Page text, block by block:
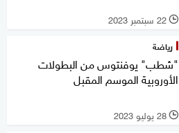
l 22 سبتمبر 2023
رياضة
"شطب" يوفنتوس من البطولات
الأوروبية الموسم المقبل
l 28 يوليو 2023